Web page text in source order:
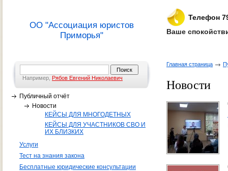
ОО "Ассоциация юристов
Приморья"
Телефон
Ваше
Например, Рябов Евгений Николаевич
Публичный отчёт
Новости
КЕЙСЫ ДЛЯ МНОГОДЕТНЫХ
КЕЙСЫ ДЛЯ УЧАСТНИКОВ СВО И
ИХ БЛИЗКИХ
Услуги
Тест на знания закона
Бесплатные юридические консультации
Главная страница
Новости